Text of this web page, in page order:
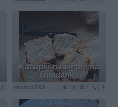
0
Kanapki na ciepło na
śniadanko
1k 1 0
mania233